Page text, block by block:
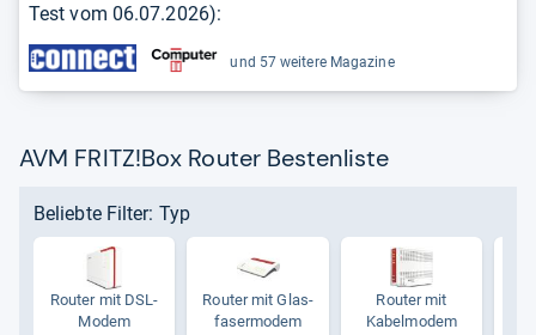
Test vom 06.07.2026):
und 57 weitere Magazine
AVM FRITZ!Box Router Bestenliste
Beliebte Filter: Typ
Rou­ter mit DSL-​
Modem
Rou­ter mit Glas­
fa­ser­mo­dem
Rou­ter mit
Kabelm­odem